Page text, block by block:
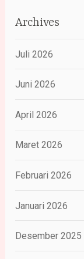
Archives
Juli 2026
Juni 2026
April 2026
Maret 2026
Februari 2026
Januari 2026
Desember 2025